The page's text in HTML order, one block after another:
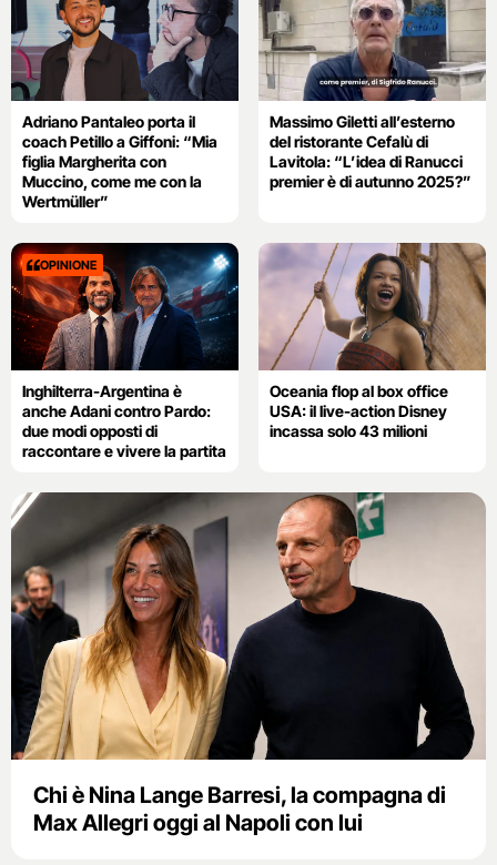
Adriano Pantaleo porta il
coach Petillo a Giffoni: “Mia
figlia Margherita con
Muccino, come me con la
Wertmüller”
Massimo Giletti all’esterno
del ristorante Cefalù di
Lavitola: “L’idea di Ranucci
premier è di autunno 2025?”
OPINIONE
Inghilterra-Argentina è
anche Adani contro Pardo:
due modi opposti di
raccontare e vivere la partita
Oceania flop al box office
USA: il live-action Disney
incassa solo 43 milioni
Chi è Nina Lange Barresi, la compagna di
Max Allegri oggi al Napoli con lui